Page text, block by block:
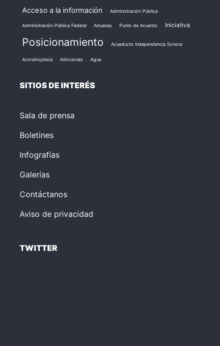
Acceso a la información Administración Pública
Administración Pública Federal Aduanas Punto de Acuerdo Iniciativa
Posicionamiento Acueducto Independencia Sonora
Acondroplasia Adicciones Agua
SITIOS DE INTERÉS
Sala de prensa
Boletines
Infografías
Galerías
Contáctanos
Aviso de privacidad
TWITTER